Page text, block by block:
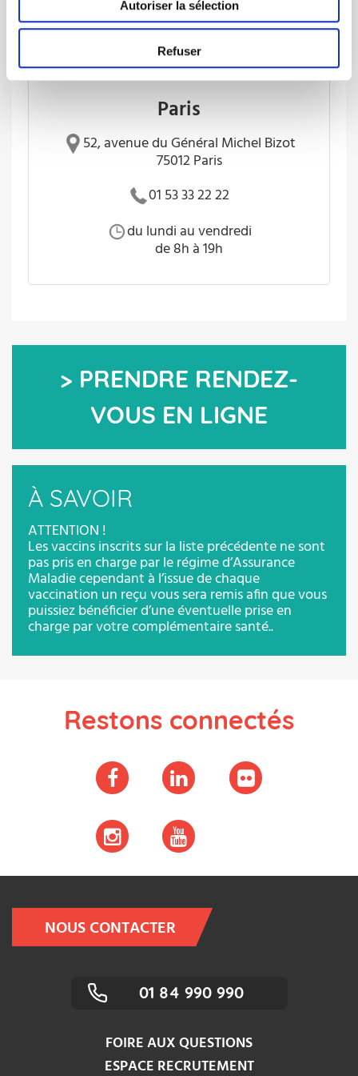
Autoriser la sélection
Refuser
Paris
52, avenue du Général Michel Bizot
75012 Paris
01 53 33 22 22
du lundi au vendredi
de 8h à 19h
> PRENDRE RENDEZ-
VOUS EN LIGNE
À SAVOIR
ATTENTION !
Les vaccins inscrits sur la liste précédente ne sont
pas pris en charge par le régime d’Assurance
Maladie cependant à l’issue de chaque
vaccination un reçu vous sera remis afin que vous
puissiez bénéficier d’une éventuelle prise en
charge par votre complémentaire santé..
Restons connectés
NOUS CONTACTER
01 84 990 990
FOIRE AUX QUESTIONS
ESPACE RECRUTEMENT